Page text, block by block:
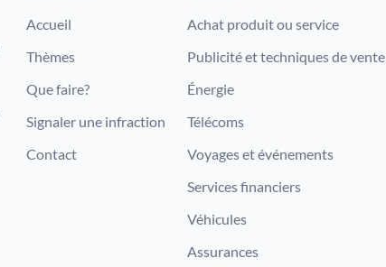
Accueil
Thèmes
Que faire?
Signaler une infraction
Contact
Achat produit ou service
Publicité et techniques de vente
Énergie
Télécoms
Voyages et événements
Services financiers
Véhicules
Assurances